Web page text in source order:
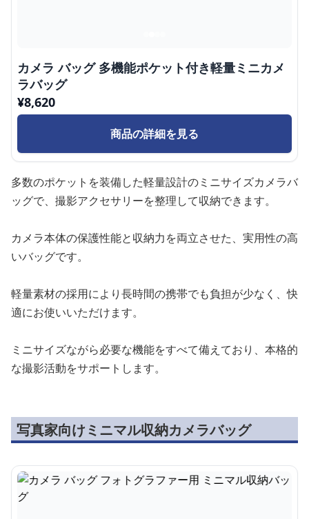
カメラ バッグ 多機能ポケット付き軽量ミニカメ
ラバッグ
¥8,620
商品の詳細を見る
多数のポケットを装備した軽量設計のミニサイズカメラバ
ッグで、撮影アクセサリーを整理して収納できます。
カメラ本体の保護性能と収納力を両立させた、実用性の高
いバッグです。
軽量素材の採用により長時間の携帯でも負担が少なく、快
適にお使いいただけます。
ミニサイズながら必要な機能をすべて備えており、本格的
な撮影活動をサポートします。
写真家向けミニマル収納カメラバッグ